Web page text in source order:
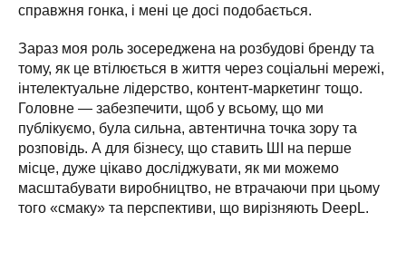
справжня гонка, і мені це досі подобається.
Зараз моя роль зосереджена на розбудові бренду та
тому, як це втілюється в життя через соціальні мережі,
інтелектуальне лідерство, контент-маркетинг тощо.
Головне — забезпечити, щоб у всьому, що ми
публікуємо, була сильна, автентична точка зору та
розповідь. А для бізнесу, що ставить ШІ на перше
місце, дуже цікаво досліджувати, як ми можемо
масштабувати виробництво, не втрачаючи при цьому
того «смаку» та перспективи, що вирізняють DeepL.